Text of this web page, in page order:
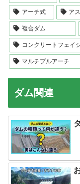
アーチ式 ア
複合ダム
コンクリートフェイ
マルチプルアーチ
ダム関連